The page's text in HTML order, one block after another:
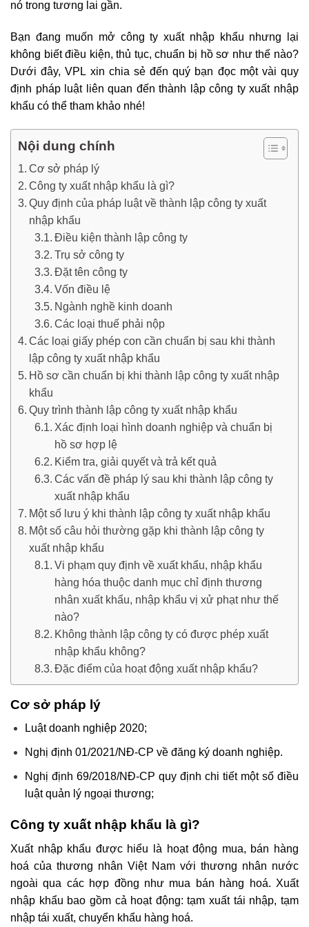
nó trong tương lai gần.
Bạn đang muốn mở công ty xuất nhập khẩu nhưng lại
không biết điều kiện, thủ tục, chuẩn bị hồ sơ như thế nào?
Dưới đây, VPL xin chia sẻ đến quý bạn đọc một vài quy
định pháp luật liên quan đến thành lập công ty xuất nhập
khẩu có thể tham khảo nhé!
Nội dung chính
Cơ sở pháp lý
Công ty xuất nhập khẩu là gì?
Quy định của pháp luật về thành lập công ty xuất
nhập khẩu
Điều kiện thành lập công ty
Trụ sở công ty
Đặt tên công ty
Vốn điều lệ
Ngành nghề kinh doanh
Các loại thuế phải nộp
Các loại giấy phép con cần chuẩn bị sau khi thành
lập công ty xuất nhập khẩu
Hồ sơ cần chuẩn bị khi thành lập công ty xuất nhập
khẩu
Quy trình thành lập công ty xuất nhập khẩu
Xác định loại hình doanh nghiệp và chuẩn bị
hồ sơ hợp lệ
Kiểm tra, giải quyết và trả kết quả
Các vấn đề pháp lý sau khi thành lập công ty
xuất nhập khẩu
Một số lưu ý khi thành lập công ty xuất nhập khẩu
Một số câu hỏi thường gặp khi thành lập công ty
xuất nhập khẩu
Vi phạm quy định về xuất khẩu, nhập khẩu
hàng hóa thuộc danh mục chỉ định thương
nhân xuất khẩu, nhập khẩu vị xử phạt như thế
nào?
Không thành lập công ty có được phép xuất
nhập khẩu không?
Đặc điểm của hoạt động xuất nhập khẩu?
Cơ sở pháp lý
Luật doanh nghiệp 2020;
Nghị định 01/2021/NĐ-CP về đăng ký doanh nghiệp.
Nghị định 69/2018/NĐ-CP quy định chi tiết một số điều
luật quản lý ngoại thương;
Công ty xuất nhập khẩu là gì?
Xuất nhập khẩu được hiểu là hoạt động mua, bán hàng
hoá của thương nhân Việt Nam với thương nhân nước
ngoài qua các hợp đồng như mua bán hàng hoá. Xuất
nhập khẩu bao gồm cả hoạt động: tạm xuất tái nhập, tạm
nhập tái xuất, chuyển khẩu hàng hoá.